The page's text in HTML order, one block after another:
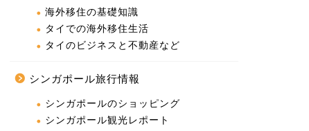
海外移住の基礎知識
タイでの海外移住生活
タイのビジネスと不動産など
シンガポール旅行情報
シンガポールのショッピング
シンガポール観光レポート